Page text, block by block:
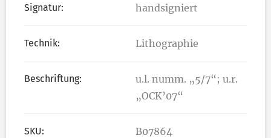
Signatur: handsigniert
Technik: Lithographie
Beschriftung:
u.l. numm. „5/7“; u.r.
„OCK’07“
SKU: B07864